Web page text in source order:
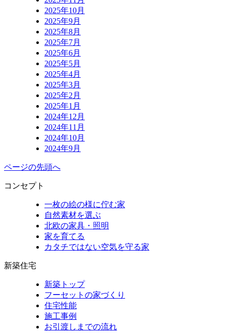
2025年10月
2025年9月
2025年8月
2025年7月
2025年6月
2025年5月
2025年4月
2025年3月
2025年2月
2025年1月
2024年12月
2024年11月
2024年10月
2024年9月
ページの先頭へ
コンセプト
一枚の絵の様に佇む家
自然素材を選ぶ
北欧の家具・照明
家を育てる
カタチではない空気を守る家
新築住宅
新築トップ
フーセットの家づくり
住宅性能
施工事例
お引渡しまでの流れ